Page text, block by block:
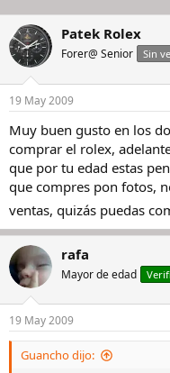
Patek Rolex
Forer@ Senior Sin
19 May 2009
Muy buen gusto en los
comprar el rolex,
que por tu edad estas
que compres pon fotos,
ventas, quizás puedas
rafa
Mayor de edad
19 May 2009
Guancho dijo: